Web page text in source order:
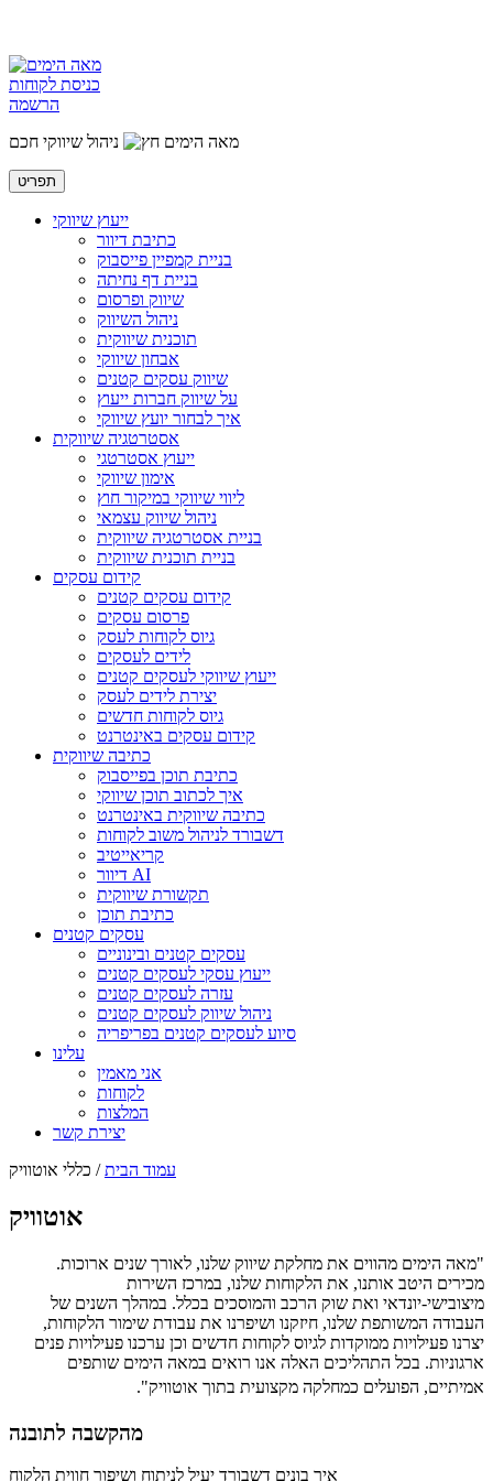
כניסת לקוחות
הרשמה
מאה הימים
ניהול שיווקי חכם
תפריט
ייעוץ שיווקי
כתיבת דיוור
בניית קמפיין פייסבוק
בניית דף נחיתה
שיווק ופרסום
ניהול השיווק
תוכנית שיווקית
אבחון שיווקי
שיווק עסקים קטנים
על שיווק חברות ייעוץ
איך לבחור יועץ שיווקי
אסטרטגיה שיווקית
ייעוץ אסטרטגי
אימון שיווקי
ליווי שיווקי במיקור חוץ
ניהול שיווק עצמאי
בניית אסטרטגיה שיווקית
בניית תוכנית שיווקית
קידום עסקים
קידום עסקים קטנים
פרסום עסקים
גיוס לקוחות לעסק
לידים לעסקים
ייעוץ שיווקי לעסקים קטנים
יצירת לידים לעסק
גיוס לקוחות חדשים
קידום עסקים באינטרנט
כתיבה שיווקית
כתיבת תוכן בפייסבוק
איך לכתוב תוכן שיווקי
כתיבה שיווקית באינטרנט
דשבורד לניהול משוב לקוחות
קריאייטיב
דיוור AI
תקשורת שיווקית
כתיבת תוכן
עסקים קטנים
עסקים קטנים ובינוניים
ייעוץ עסקי לעסקים קטנים
עזרה לעסקים קטנים
ניהול שיווק לעסקים קטנים
סיוע לעסקים קטנים בפריפריה
עלינו
אני מאמין
לקוחות
המלצות
יצירת קשר
עמוד הבית/ כללי אוטוויק
אוטוויק
"מאה הימים מהווים את מחלקת שיווק שלנו, לאורך שנים ארוכות.
מכירים היטב אותנו, את הלקוחות שלנו, במרכז השירות
מיצובישי-יונדאי ואת שוק הרכב והמוסכים בכלל. במהלך השנים של
העבודה המשותפת שלנו, חיזקנו ושיפרנו את עבודת שימור הלקוחות,
יצרנו פעילויות ממוקדות לגיוס לקוחות חדשים וכן ערכנו פעילויות פנים
ארגוניות. בכל התהליכים האלה אנו רואים במאה הימים שותפים
אמיתיים, הפועלים כמחלקה מקצועית בתוך אוטוויק".
מהקשבה לתובנה
איך בונים דשבורד יעיל לניתוח ושיפור חווית הלקוח